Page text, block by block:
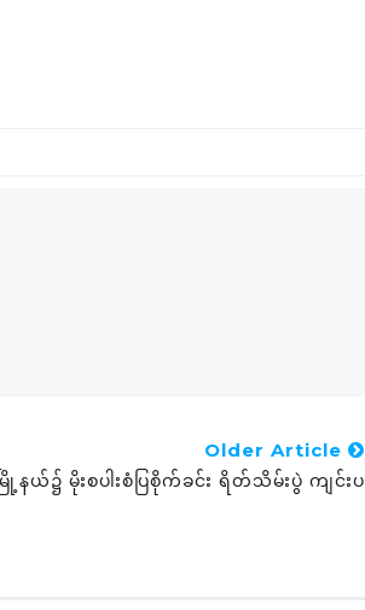
Older Article
နယ်၌ မိုးစပါးစံပြစိုက်ခင်း ရိတ်သိမ်းပွဲ ကျင်းပ